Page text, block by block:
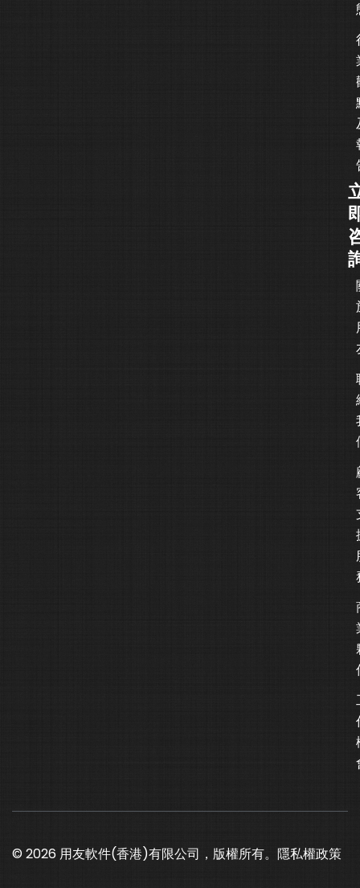
© 2026 用友軟件(香港)有限公司，版權所有。 隱私權政策